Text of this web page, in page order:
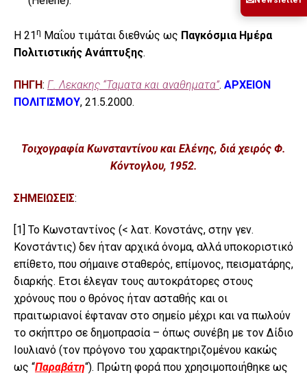
Η 21 η Μαΐου τιμάται διεθνώς ως Παγκόσμια Ημέρα
Πολιτιστικής Ανάπτυξης.
ΠΗΓΗ: Γ. Λεκακης “Ταματα και αναθηματα”. ΑΡΧΕΙΟΝ
ΠΟΛΙΤΙΣΜΟΥ, 21.5.2000.
Τοιχογραφία Κωνσταντίνου και Ελένης, διά χειρός Φ.
Κόντογλου, 1952.
ΣΗΜΕΙΩΣΕΙΣ:
[1] Το Κωνσταντίνος (< λατ. Κονστάνς, στην γεν.
Κονστάντις) δεν ήταν αρχικά όνομα, αλλά υποκοριστικό
επίθετο, που σήμαινε σταθερός, επίμονος, πεισματάρης,
διαρκής. Ετσι έλεγαν τους αυτοκράτορες στους
χρόνους που ο θρόνος ήταν ασταθής και οι
πραιτωριανοί έφταναν στο σημείο μέχρι και να πωλούν
το σκήπτρο σε δημοπρασία – όπως συνέβη με τον Δίδιο
Ιουλιανό (τον πρόγονο του χαρακτηριζομένου κακώς
ως “Παραβάτη“). Πρώτη φορά που χρησιμοποιήθηκε ως